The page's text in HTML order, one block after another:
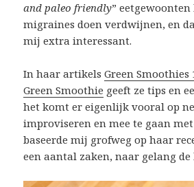
and paleo friendly”
migraines doen verdwijnen, en
mij extra interessant.
In haar artikelsGreen Smoothies
Green Smoothie geeft ze tips en
het komt er eigenlijk vooral op
improviseren en mee te gaan
baseerde mij grofweg op haar
een aantal zaken, naar gelang